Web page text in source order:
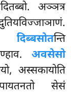
अञ्ञत्र
दिब्बसोतन्ति
अवसेसो
अस्सकायोति
सेसं